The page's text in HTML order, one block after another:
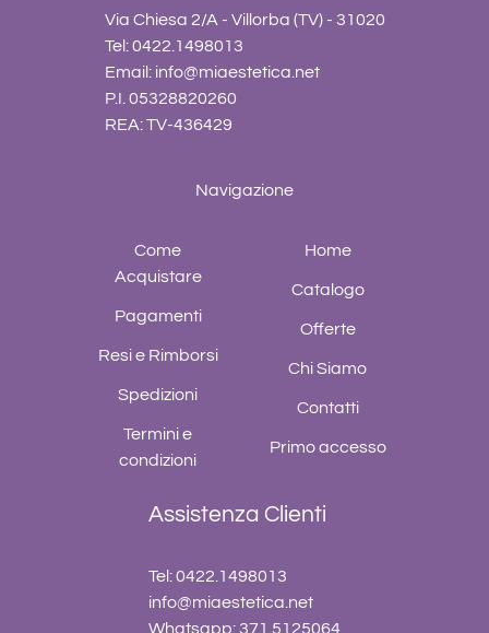
Via Chiesa 2/A - Villorba (TV) - 31020
Tel: 0422.1498013
Email: info@miaestetica.net
P.I. 05328820260
REA: TV-436429
Navigazione
Come
Acquistare
Pagamenti
Resi e Rimborsi
Spedizioni
Termini e
condizioni
Home
Catalogo
Offerte
Chi Siamo
Contatti
Primo accesso
Assistenza Clienti
Tel: 0422.1498013
info@miaestetica.net
Whatsapp: 371.5125064